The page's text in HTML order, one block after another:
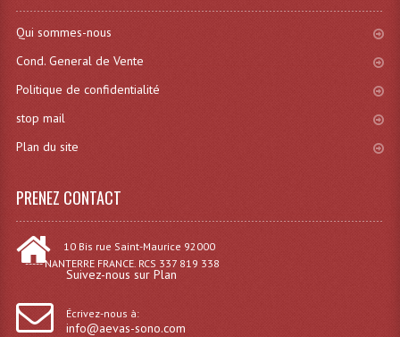
Minidisc
Enregistreur Numérique
Microphones Filaires
Micro Sans Fil HF VHF 200MHZ
Qui sommes-nous
Cond. General de Vente
Politique de confidentialité
stop mail
Plan du site
PRENEZ CONTACT
10 Bis rue Saint-Maurice 92000
----- NANTERRE FRANCE. RCS 337 819 338
Suivez-nous sur Plan
Écrivez-nous à:
info@aevas-sono.com